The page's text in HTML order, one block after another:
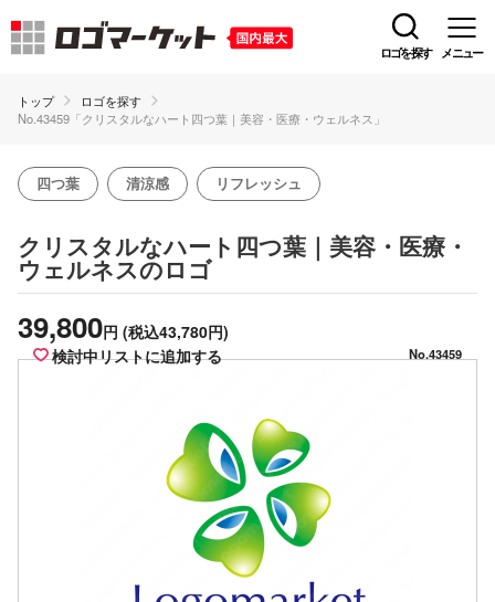
ロゴを探す メニュー
トップ
ロゴを探す
No.43459「クリスタルなハート四つ葉｜美容・医療・ウェルネス」
四つ葉 清涼感 リフレッシュ
クリスタルなハート四つ葉｜美容・医療・
ウェルネスのロゴ
39,800円 (税込43,780円)
検討中リストに追加する
No.43459